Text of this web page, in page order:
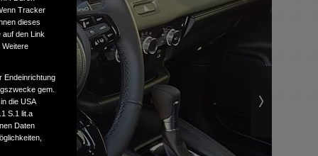
Tracker
dieses
auf den Link
Weitere
Endeinrichtung
gem.
die USA
S.1 lit.a
Daten